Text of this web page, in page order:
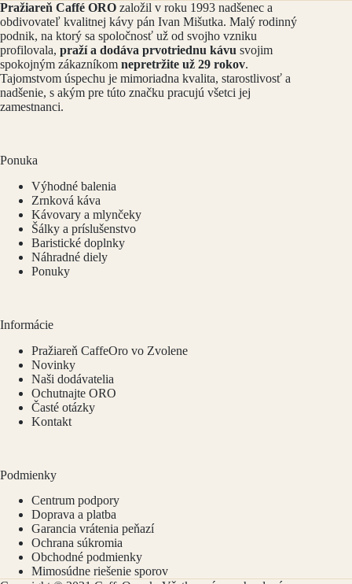
Pražiareň Caffé ORO založil v roku 1993 nadšenec a
obdivovateľ kvalitnej kávy pán Ivan Mišutka. Malý rodinný
podnik, na ktorý sa spoločnosť už od svojho vzniku
profilovala, praží a dodáva prvotriednu kávu svojim
spokojným zákazníkom nepretržite už 29 rokov.
Tajomstvom úspechu je mimoriadna kvalita, starostlivosť a
nadšenie, s akým pre túto značku pracujú všetci jej
zamestnanci.
Ponuka
Výhodné balenia
Zrnková káva
Kávovary a mlynčeky
Šálky a príslušenstvo
Baristické doplnky
Náhradné diely
Ponuky
Informácie
Pražiareň CaffeOro vo Zvolene
Novinky
Naši dodávatelia
Ochutnajte ORO
Časté otázky
Kontakt
Podmienky
Centrum podpory
Doprava a platba
Garancia vrátenia peňazí
Ochrana súkromia
Obchodné podmienky
Mimosúdne riešenie sporov